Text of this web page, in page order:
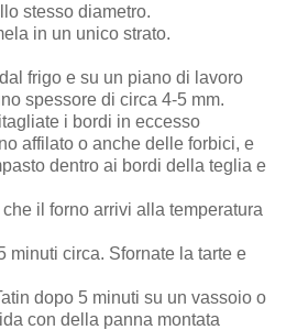
stesso diametro.
in un unico strato.
frigo e su un piano di lavoro
spessore di circa 4-5 mm.
i bordi in eccesso
affilato o anche delle forbici, e
dentro ai bordi della teglia e
il forno arrivi alla temperatura
minuti circa. Sfornate la tarte e
dopo 5 minuti su un vassoio o
con della panna montata